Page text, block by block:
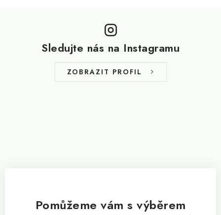
Sledujte nás na Instagramu
ZOBRAZIT PROFIL
Pomůžeme vám s výběrem